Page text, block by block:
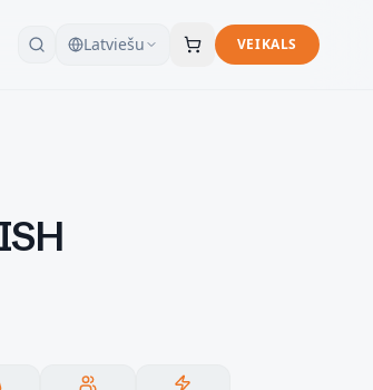
Latviešu VEIKALS